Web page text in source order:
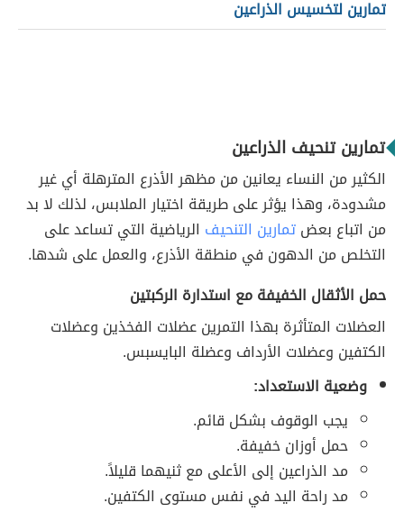
تمارين لتخسيس الذراعين
تمارين تنحيف الذراعين
الكثير من النساء يعانين من مظهر الأذرع المترهلة أي غير
مشدودة، وهذا يؤثر على طريقة اختيار الملابس، لذلك لا بد
من اتباع بعضتمارين التنحيف الرياضية التي تساعد على
التخلص من الدهون في منطقة الأذرع، والعمل على شدها.
حمل الأثقال الخفيفة مع استدارة الركبتين
العضلات المتأثرة بهذا التمرين عضلات الفخذين وعضلات
الكتفين وعضلات الأرداف وعضلة البايسبس.
وضعية الاستعداد:
يجب الوقوف بشكل قائم.
حمل أوزان خفيفة.
مد الذراعين إلى الأعلى مع ثنيهما قليلاً.
مد راحة اليد في نفس مستوى الكتفين.